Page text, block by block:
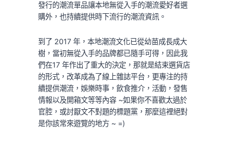
發行的潮流單品讓本地無從入手的潮流愛好者選
購外，也持續提供時下流行的潮流資訊。
到了 2017 年，本地潮流文化已從幼苗成長成大
樹，當初無從入手的品牌都已隨手可得，因此我
們在17 年作出了重大的決定，那就是結束選貨店
的形式，改革成為了線上雜誌平台，更專注的持
續提供潮流，娛樂時事，飲食推介，活動，發售
情報以及開箱文等等內容 ~如果你不喜歡太過於
官腔，或討厭文不對題的標題黨，那麼這裡絕對
是你該常來遊覽的地方 ~ =)